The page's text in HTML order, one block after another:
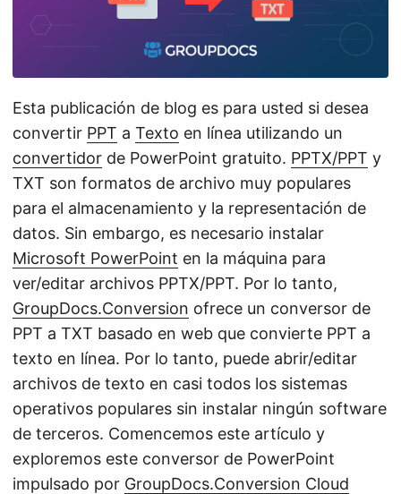
Esta publicación de blog es para usted si desea
convertir PPT a Texto en línea utilizando un
convertidor de PowerPoint gratuito. PPTX/PPT y
TXT son formatos de archivo muy populares
para el almacenamiento y la representación de
datos. Sin embargo, es necesario instalar
Microsoft PowerPoint en la máquina para
ver/editar archivos PPTX/PPT. Por lo tanto,
GroupDocs.Conversion ofrece un conversor de
PPT a TXT basado en web que convierte PPT a
texto en línea. Por lo tanto, puede abrir/editar
archivos de texto en casi todos los sistemas
operativos populares sin instalar ningún software
de terceros. Comencemos este artículo y
exploremos este conversor de PowerPoint
impulsado por GroupDocs.Conversion Cloud